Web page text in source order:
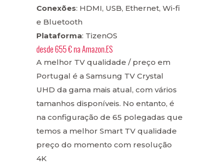
Conexões: HDMI, USB, Ethernet, Wi-fi
e Bluetooth
Plataforma: TizenOS
desde655 €naAmazon.ES
A melhor TV qualidade / preço em
Portugal é a Samsung TV Crystal
UHD da gama mais atual, com vários
tamanhos disponíveis. No entanto, é
na configuração de 65 polegadas que
temos a melhor Smart TV qualidade
preço do momento com resolução
4K